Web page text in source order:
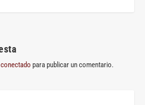
conectado para publicar un comentario.